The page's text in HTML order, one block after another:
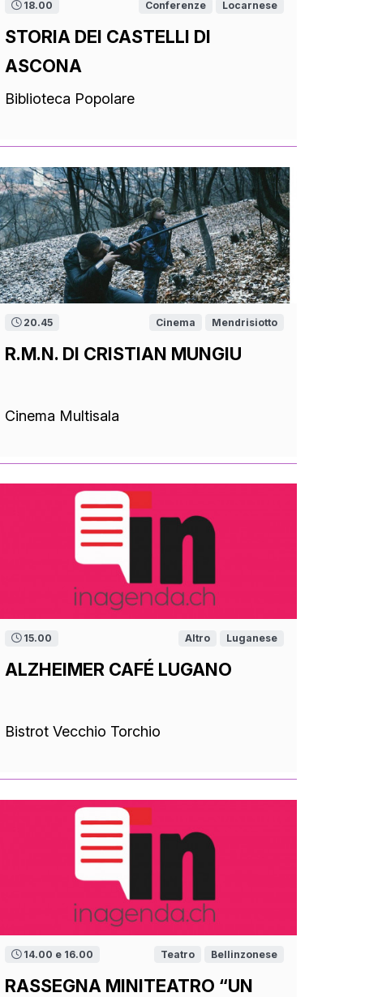
18.00 Conferenze Locarnese
STORIA DEI CASTELLI DI
ASCONA
Biblioteca Popolare
20.45 Cinema Mendrisiotto
R.M.N. DI CRISTIAN MUNGIU
Cinema Multisala
15.00 Altro Luganese
ALZHEIMER CAFÉ LUGANO
Bistrot Vecchio Torchio
14.00 e 16.00 Teatro Bellinzonese
RASSEGNA MINITEATRO “UN